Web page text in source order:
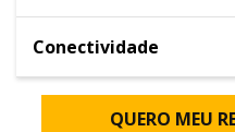
Conectividade
QUERO MEU